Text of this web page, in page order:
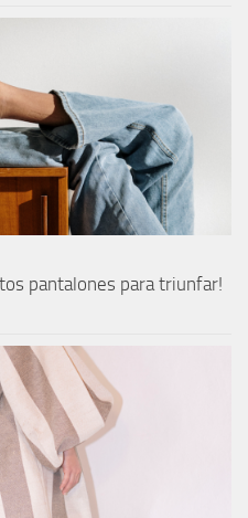
pantalones para triunfar!